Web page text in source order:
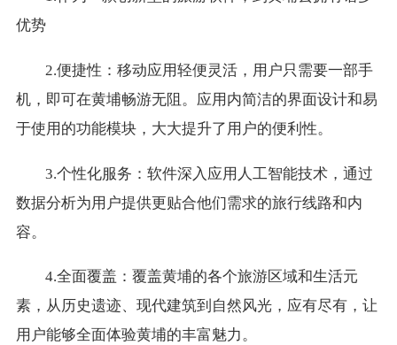
优势
2.便捷性：移动应用轻便灵活，用户只需要一部手
机，即可在黄埔畅游无阻。应用内简洁的界面设计和易
于使用的功能模块，大大提升了用户的便利性。
3.个性化服务：软件深入应用人工智能技术，通过
数据分析为用户提供更贴合他们需求的旅行线路和内
容。
4.全面覆盖：覆盖黄埔的各个旅游区域和生活元
素，从历史遗迹、现代建筑到自然风光，应有尽有，让
用户能够全面体验黄埔的丰富魅力。